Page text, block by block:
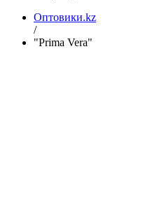
Оптовики.kz
/
"Prima Vera"